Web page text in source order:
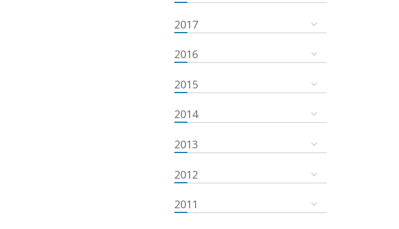
2017
2016
2015
2014
2013
2012
2011